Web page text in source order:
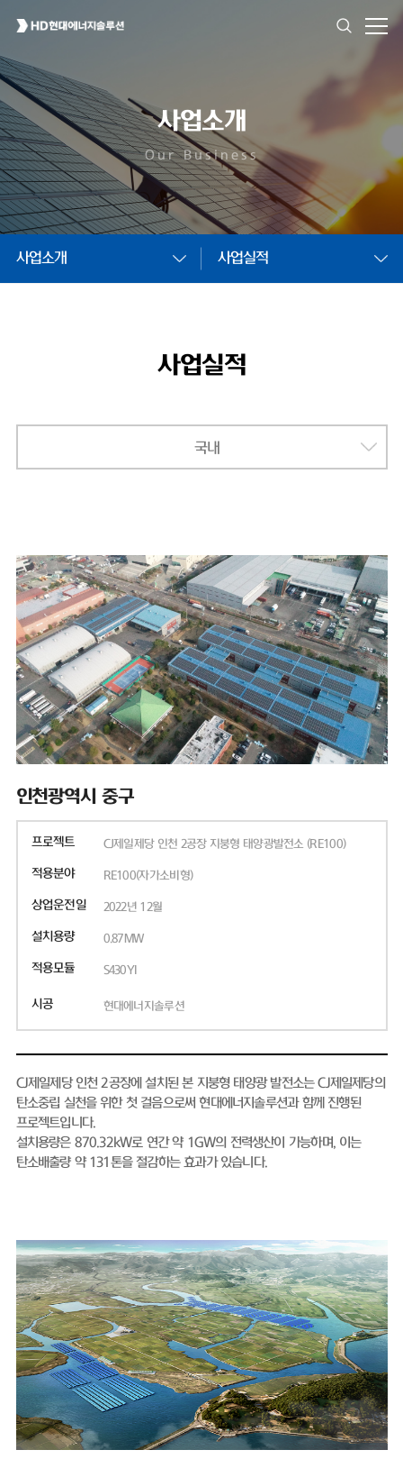
사업소개
Our Business
사업소개 사업실적
사업실적
국내
인천광역시 중구
프로젝트 CJ제일제당 인천 2공장 지붕형 태양광발전소 (RE100)
적용분야 RE100(자가소비형)
상업운전일 2022년 12월
설치용량 0.87MW
적용모듈 S430YI
시공 현대에너지솔루션
CJ제일제당 인천 2공장에 설치된 본 지붕형 태양광 발전소는 CJ제일제당의
탄소중립 실천을 위한 첫 걸음으로써 현대에너지솔루션과 함께 진행된
프로젝트입니다.
설치용량은 870.32kW로 연간 약 1GW의 전력생산이 가능하며, 이는
탄소배출량 약 131톤을 절감하는 효과가 있습니다.